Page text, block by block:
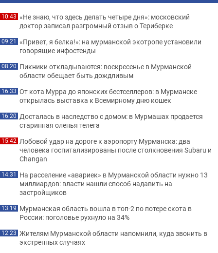
10:43 «Не знаю, что здесь делать четыре дня»: московский
доктор записал разгромный отзыв о Териберке
09:21 «Привет, я белка!»: на мурманской экотропе установили
говорящие инфостенды
08:20 Пикники откладываются: воскресенье в Мурманской
области обещает быть дождливым
16:33 От кота Мурра до японских бестселлеров: в Мурманске
открылась выставка к Всемирному дню кошек
16:20 Досталась в наследство с домом: в Мурмашах продается
старинная оленья телега
15:42 Лобовой удар на дороге к аэропорту Мурманска: два
человека госпитализированы после столкновения Subaru и
Changan
14:31 На расселение «авариек» в Мурманской области нужно 13
миллиардов: власти нашли способ надавить на
застройщиков
13:19 Мурманская область вошла в топ-2 по потере скота в
России: поголовье рухнуло на 34%
12:23 Жителям Мурманской области напомнили, куда звонить в
экстренных случаях